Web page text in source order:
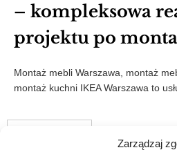
Zarządzaj
– kompleksowa
projektu po
Montaż mebli Warszawa, montaż
montaż kuchni IKEA Warszawa to